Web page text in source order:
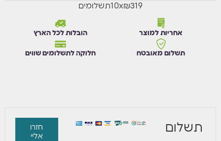
₪319
x
10תשלומים
אחריות למוצר הובלות לכל הארץ
תשלום מאובטח חלוקה לתשלומים שווים
תשלום
חזרו
אליי